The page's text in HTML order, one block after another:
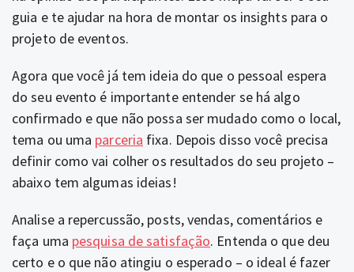
guia e te ajudar na hora de montar os insights para o
projeto de eventos.
Agora que você já tem ideia do que o pessoal espera
do seu evento é importante entender se há algo
confirmado e que não possa ser mudado como o local,
tema ou uma parceria fixa. Depois disso você precisa
definir como vai colher os resultados do seu projeto –
abaixo tem algumas ideias!
Analise a repercussão, posts, vendas, comentários e
faça uma pesquisa de satisfação. Entenda o que deu
certo e o que não atingiu o esperado – o ideal é fazer